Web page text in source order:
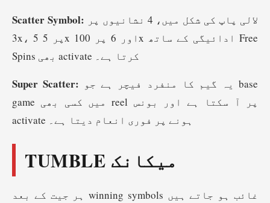
Scatter Symbol:
3x، 5 پر 5x اور 6 پر 100x ادائیگی کے ساتھ Free
Spins بھی activate کرتا ہے۔
Super Scatter:
game میں کسی بھی reel پر آ سکتا ہے اور بونس
activate ہونے پر فوری انعام دیتا ہے۔
TUMBLE میکانک
ہر جیت کے بعد winning symbols غائب ہو جاتے ہیں